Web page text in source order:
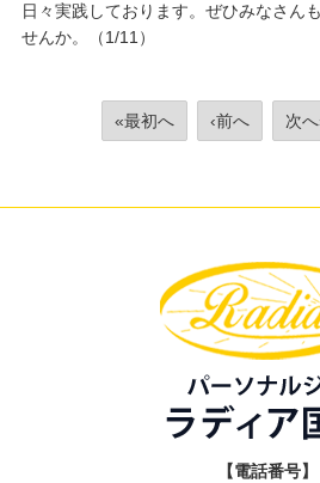
日々実践しております。ぜひみなさん
せんか。（1/11）
«最初へ ‹前へ 次へ
【電話番号】